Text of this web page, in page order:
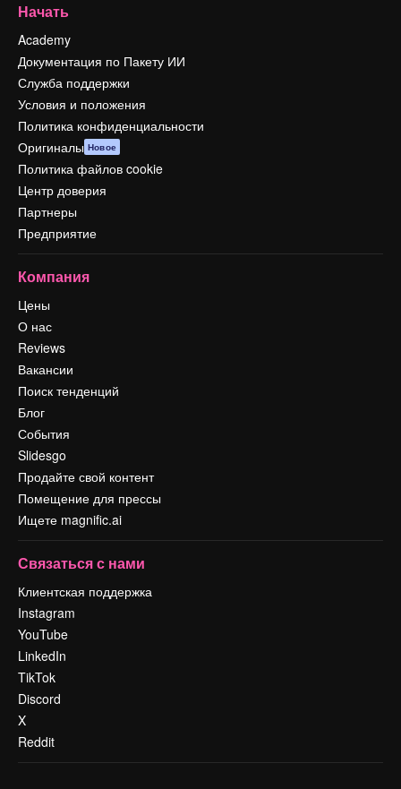
Начать
Academy
Документация по Пакету ИИ
Служба поддержки
Условия и положения
Политика конфиденциальности
Оригиналы Новое
Политика файлов cookie
Центр доверия
Партнеры
Предприятие
Компания
Цены
О нас
Reviews
Вакансии
Поиск тенденций
Блог
События
Slidesgo
Продайте свой контент
Помещение для прессы
Ищете magnific.ai
Связаться с нами
Клиентская поддержка
Instagram
YouTube
LinkedIn
TikTok
Discord
X
Reddit